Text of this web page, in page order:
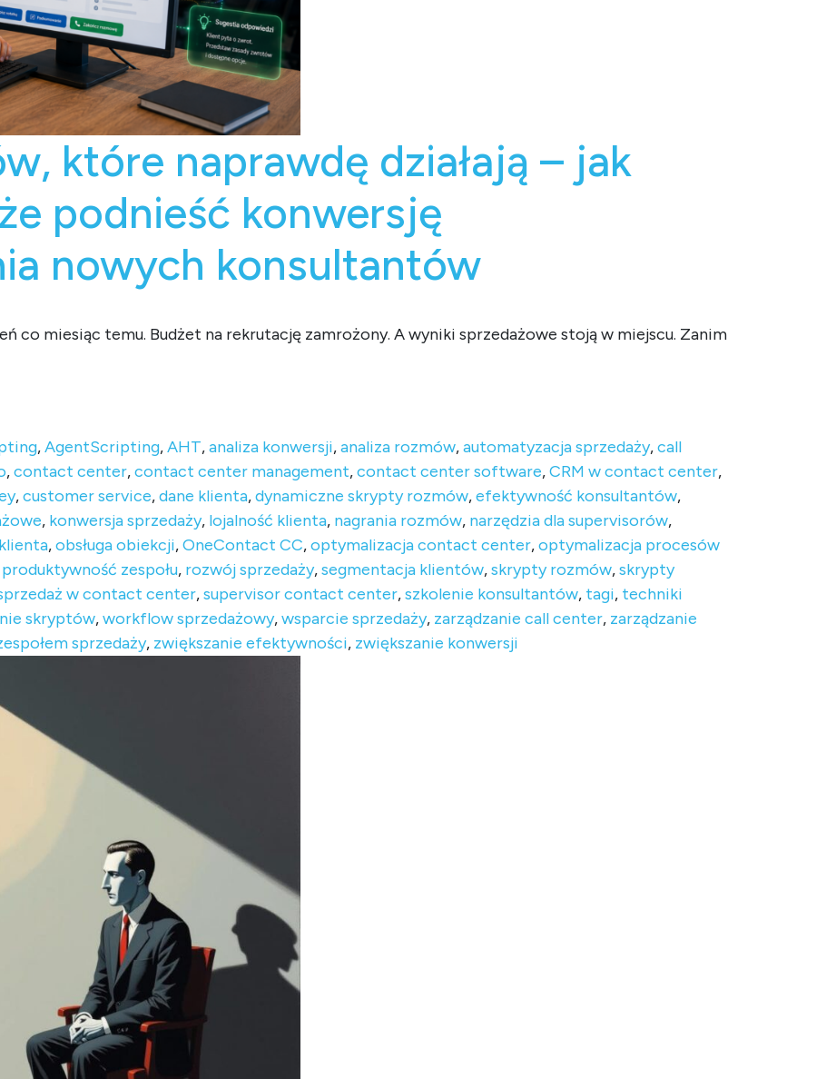
które naprawdę działają – jak
podnieść konwersję
nowych konsultantów
co miesiąc temu. Budżet na rekrutację zamrożony. A wyniki sprzedażowe stoją w miejscu. Zanim
,AgentScripting,AHT,analiza konwersji,analiza rozmów,automatyzacja sprzedaży,call
,contact center,contact center management,contact center software,CRM w contact center,
,customer service,dane klienta,dynamiczne skrypty rozmów,efektywność konsultantów,
, konwersja sprzedaży, lojalność klienta, nagrania rozmów, narzędzia dla supervisorów,
,obsługa obiekcji,OneContact CC,optymalizacja contact center,optymalizacja procesów
produktywność zespołu, rozwój sprzedaży,segmentacja klientów,skrypty rozmów,skrypty
w contact center,supervisor contact center,szkolenie konsultantów, tagi, techniki
skryptów,workflow sprzedażowy,wsparcie sprzedaży, zarządzanie call center, zarządzanie
sprzedaży, zwiększanie efektywności, zwiększanie konwersji